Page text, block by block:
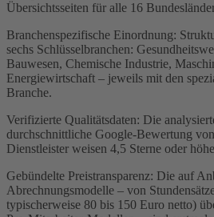
Übersichtsseiten für alle 16
Branchenspezifische Einordnung:
sechs Schlüsselbranchen:
Bauwesen, Chemische Industrie,
Energiewirtschaft – jeweils mit den
Branche.
Verifizierte Qualitätsdaten: Die
durchschnittliche Google-Bewertung
Dienstleister weisen 4,5 Sterne oder
Gebündelte Preistransparenz: Die auf
Abrechnungsmodelle – von
typischerweise 80 bis 150 Euro netto)